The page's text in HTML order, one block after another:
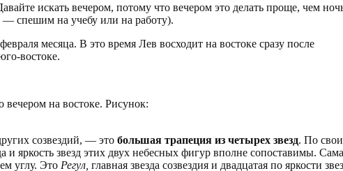
искать вечером, потому что вечером это делать проще, чем
спешим на учебу или на работу).
месяца. В это время Лев восходит на востоке сразу после
востоке.
вечером на востоке. Рисунок:
созвездий, — это большая трапеция из четырех звезд. По
яркость звезд этих двух небесных фигур вполне сопоставимы.
углу. Это Регул, главная звезда созвездия и двадцатая по яркости